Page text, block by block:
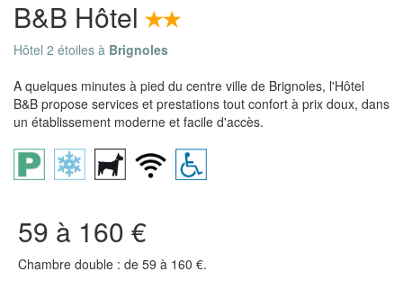
B&B Hôtel
Hôtel 2 étoiles à Brignoles
A quelques minutes à pied du centre ville de Brignoles, l'Hôtel
B&B propose services et prestations tout confort à prix doux, dans
un établissement moderne et facile d'accès.
59 à 160 €
Chambre double : de 59 à 160 €.